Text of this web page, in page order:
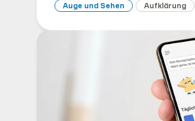
Auge und Sehen Aufklärung